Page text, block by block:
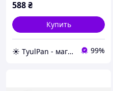
588₴
Купить
☀️ TyulPan - магазин готовых ролетов день-ночь 99%